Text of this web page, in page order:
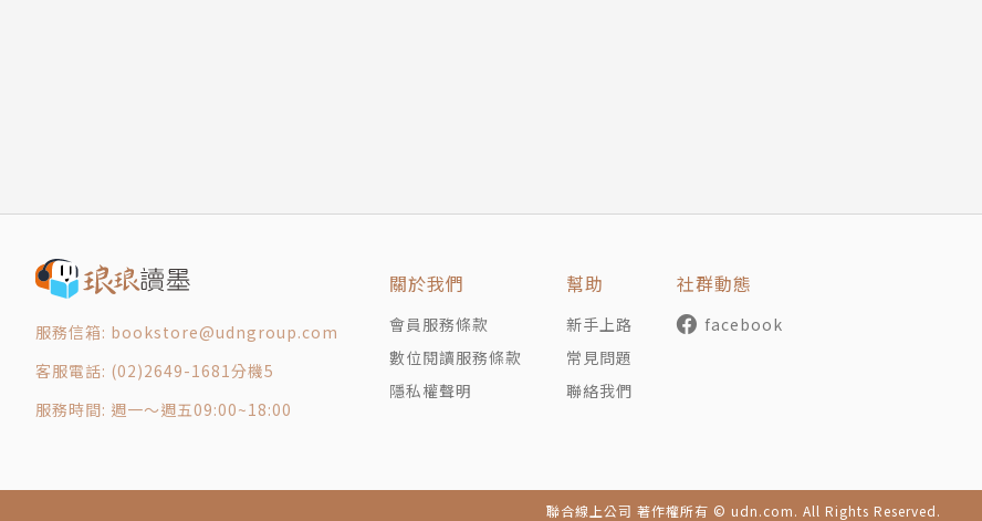
服務信箱: bookstore@udngroup.com
客服電話: (02)2649-1681分機5
服務時間: 週一～週五09:00~18:00
關於我們
會員服務條款
數位閱讀服務條款
隱私權聲明
幫助
新手上路
常見問題
聯絡我們
社群動態
facebook
聯合線上公司 著作權所有 © udn.com. All Rights Reserved.